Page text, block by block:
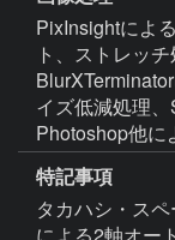
PixInsightによ
ト、ストレッ
イズ低減処理
Photoshop他に
特記事項
タカハシ・ス
による2軸オー